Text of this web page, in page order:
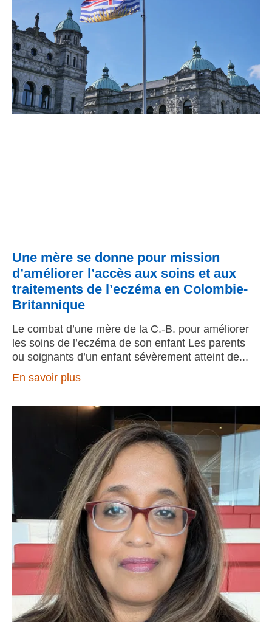
Une mère se donne pour mission
d’améliorer l’accès aux soins et aux
traitements de l’eczéma en Colombie-
Britannique
Le combat d’une mère de la C.-B. pour améliorer
les soins de l’eczéma de son enfant Les parents
ou soignants d’un enfant sévèrement atteint de
En savoir plus